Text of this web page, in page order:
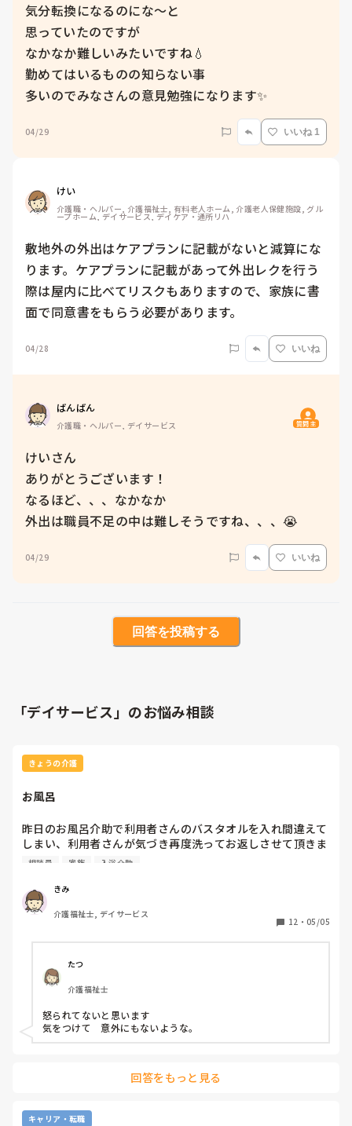
気分転換になるのにな〜と
思っていたのですが
なかなか難しいみたいですね💧
勤めてはいるものの知らない事
多いのでみなさんの意見勉強になります✨
04/29 いいね 1
けい
介護職・ヘルパー, 介護福祉士, 有料老人ホーム, 介護老人保健施設, グル
ープホーム, デイサービス, デイケア・通所リハ
敷地外の外出はケアプランに記載がないと減算にな
ります。ケアプランに記載があって外出レクを行う
際は屋内に比べてリスクもありますので、家族に書
面で同意書をもらう必要があります。
04/28 いいね
ばんばん
介護職・ヘルパー, デイサービス 質問主
けいさん
ありがとうございます！
なるほど、、、なかなか
外出は職員不足の中は難しそうですね、、、😭
04/29 いいね
回答を投稿する
「デイサービス」のお悩み相談
きょうの介護
お風呂
昨日のお風呂介助で利用者さんのバスタオルを入れ間違えて
しまい、利用者さんが気づき再度洗ってお返しさせて頂きま
した。
れ、怒られてるやん」と言われました。
…これって怒られたの？
相談員 家族 入浴介助
きみ
介護福祉士, デイサービス
12 ・ 05/05
たつ
介護福祉士
怒られてないと思います
気をつけて　意外にもないような。
回答をもっと見る
キャリア・転職